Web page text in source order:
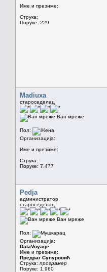
Име и презиме:
Струка:
Поруке: 229
Madiuxa
староседелац
Ван мреже
Пол:
Организација:
Име и презиме:
Струка:
Поруке: 7.477
Pedja
администратор
староседелац
Ван мреже
Пол:
Организација:
DataVoyage
Име и презиме:
Предраг Супуровић
Струка: програмер
Поруке: 1.960